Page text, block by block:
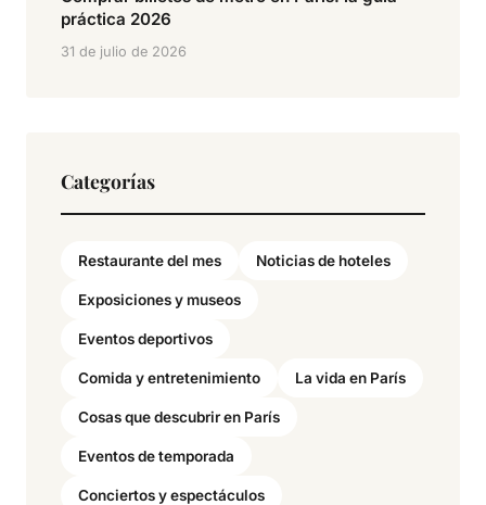
práctica 2026
31 de julio de 2026
Categorías
Restaurante del mes Noticias de hoteles
Exposiciones y museos
Eventos deportivos
Comida y entretenimiento La vida en París
Cosas que descubrir en París
Eventos de temporada
Conciertos y espectáculos